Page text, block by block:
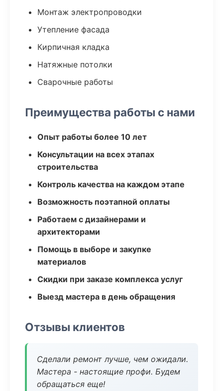
Монтаж электропроводки
Утепление фасада
Кирпичная кладка
Натяжные потолки
Сварочные работы
Преимущества работы с нами
Опыт работы более 10 лет
Консультации на всех этапах
строительства
Контроль качества на каждом этапе
Возможность поэтапной оплаты
Работаем с дизайнерами и
архитекторами
Помощь в выборе и закупке
материалов
Скидки при заказе комплекса услуг
Выезд мастера в день обращения
Отзывы клиентов
Сделали ремонт лучше, чем ожидали.
Мастера - настоящие профи. Будем
обращаться еще!